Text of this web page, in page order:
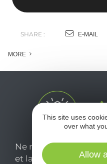
SHARE : E-MAIL
MORE
Ne manquez pas
et laissez-vous
This site uses
over what
Allow